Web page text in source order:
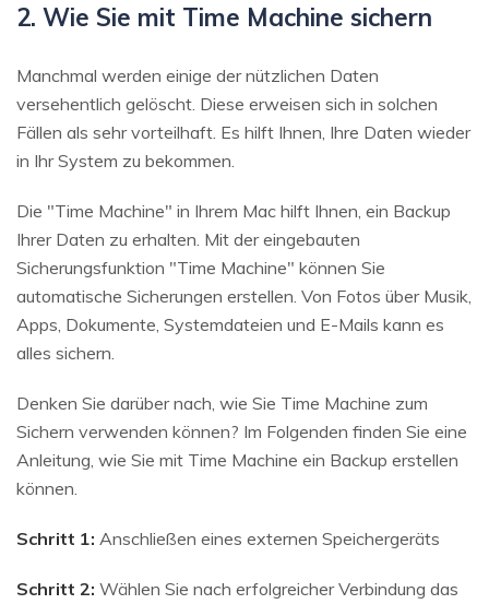
2. Wie Sie mit Time Machine sichern
Manchmal werden einige der nützlichen Daten
versehentlich gelöscht. Diese erweisen sich in solchen
Fällen als sehr vorteilhaft. Es hilft Ihnen, Ihre Daten wieder
in Ihr System zu bekommen.
Die "Time Machine" in Ihrem Mac hilft Ihnen, ein Backup
Ihrer Daten zu erhalten. Mit der eingebauten
Sicherungsfunktion "Time Machine" können Sie
automatische Sicherungen erstellen. Von Fotos über Musik,
Apps, Dokumente, Systemdateien und E-Mails kann es
alles sichern.
Denken Sie darüber nach, wie Sie Time Machine zum
Sichern verwenden können? Im Folgenden finden Sie eine
Anleitung, wie Sie mit Time Machine ein Backup erstellen
können.
Schritt 1: Anschließen eines externen Speichergeräts
Schritt 2: Wählen Sie nach erfolgreicher Verbindung das